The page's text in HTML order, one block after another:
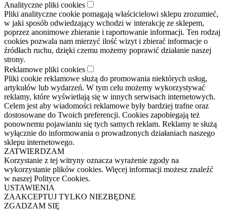
Analityczne pliki cookies
Pliki analityczne cookie pomagają właścicielowi sklepu zrozumieć,
w jaki sposób odwiedzający wchodzi w interakcję ze sklepem,
poprzez anonimowe zbieranie i raportowanie informacji. Ten rodzaj
cookies pozwala nam mierzyć ilość wizyt i zbierać informacje o
źródłach ruchu, dzięki czemu możemy poprawić działanie naszej
strony.
Reklamowe pliki cookies
Pliki cookie reklamowe służą do promowania niektórych usług,
artykułów lub wydarzeń. W tym celu możemy wykorzystywać
reklamy, które wyświetlają się w innych serwisach internetowych.
Celem jest aby wiadomości reklamowe były bardziej trafne oraz
dostosowane do Twoich preferencji. Cookies zapobiegają też
ponownemu pojawianiu się tych samych reklam. Reklamy te służą
wyłącznie do informowania o prowadzonych działaniach naszego
sklepu internetowego.
ZATWIERDZAM
Korzystanie z tej witryny oznacza wyrażenie zgody na
wykorzystanie plików cookies. Więcej informacji możesz znaleźć
w naszej Polityce Cookies.
USTAWIENIA
ZAAKCEPTUJ TYLKO NIEZBĘDNE
ZGADZAM SIĘ